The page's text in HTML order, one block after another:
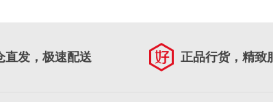
直发，极速配送 正品行货，精致